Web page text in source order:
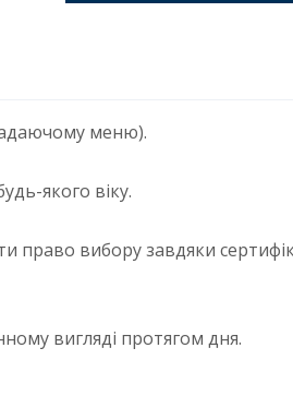
меню).
якого віку.
право вибору завдяки
вигляді протягом дня.